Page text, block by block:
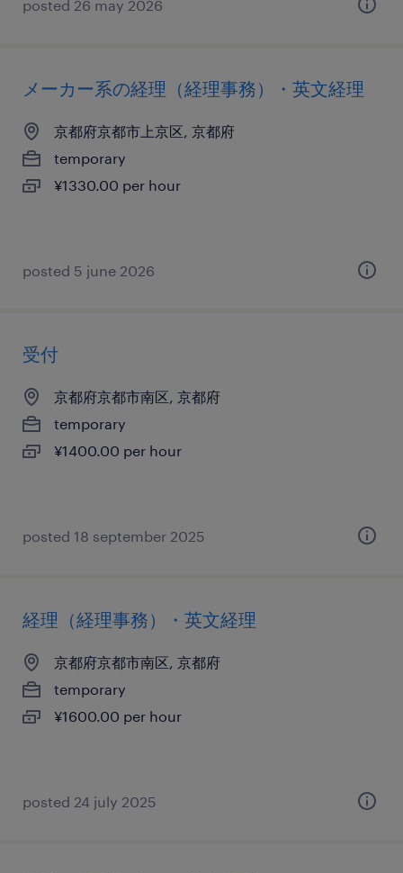
posted 26 may 2026
メーカー系の経理（経理事務）・英文経理
京都府京都市上京区, 京都府
temporary
¥1330.00 per hour
posted 5 june 2026
受付
京都府京都市南区, 京都府
temporary
¥1400.00 per hour
posted 18 september 2025
経理（経理事務）・英文経理
京都府京都市南区, 京都府
temporary
¥1600.00 per hour
posted 24 july 2025